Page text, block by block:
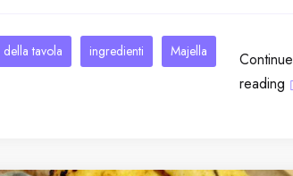
della tavola ingredienti Majella
Continue
reading